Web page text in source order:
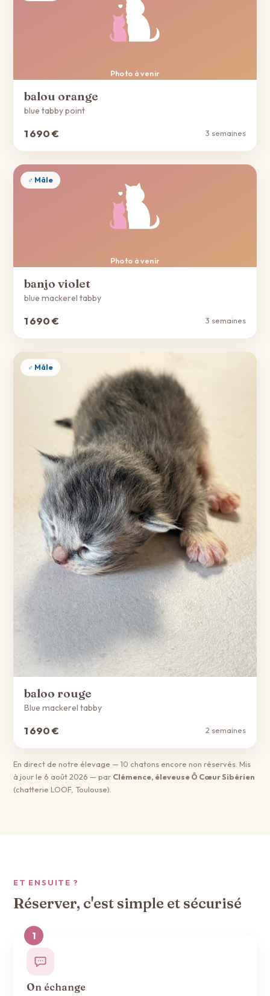
Photo à venir
balou orange
blue tabby point
1 690 € 3 semaines
Photo à venir
♂ Mâle
banjo violet
blue mackerel tabby
1 690 € 3 semaines
♂ Mâle
baloo rouge
Blue mackerel tabby
1 690 € 2 semaines
En direct de notre élevage — 10 chatons encore non réservés. Mis
à jour le 6 août 2026 — par Clémence, éleveuse Ô Cœur Sibérien
(chatterie LOOF, Toulouse).
ET ENSUITE ?
Réserver, c'est simple et sécurisé
On échange